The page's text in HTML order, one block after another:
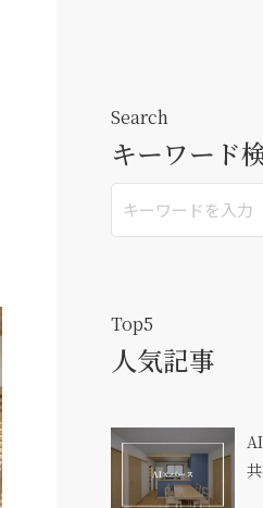
Search
キーワード
Top5
人気記事